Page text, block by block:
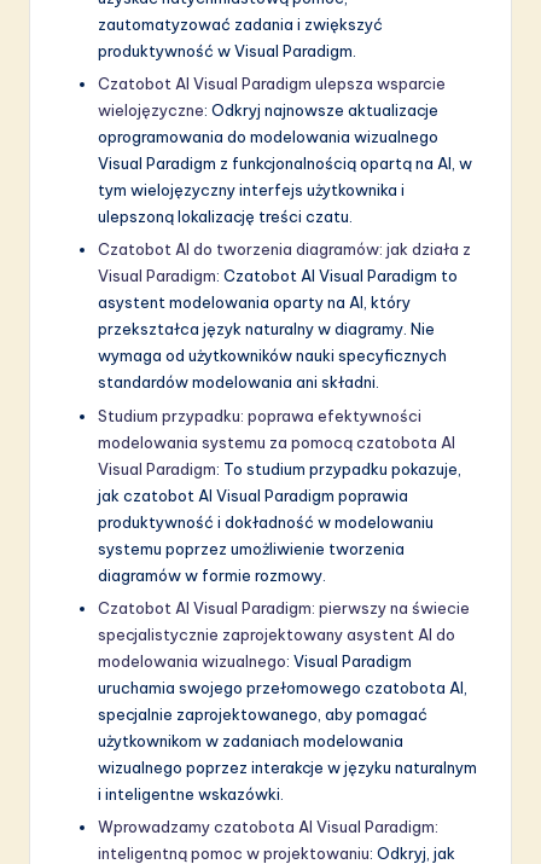
zautomatyzować zadania i zwiększyć
produktywność w Visual Paradigm.
Czatobot AI Visual Paradigm ulepsza wsparcie
wielojęzyczne: Odkryj najnowsze aktualizacje
oprogramowania do modelowania wizualnego
Visual Paradigm z funkcjonalnością opartą na AI, w
tym wielojęzyczny interfejs użytkownika i
ulepszoną lokalizację treści czatu.
Czatobot AI do tworzenia diagramów: jak działa z
Visual Paradigm: Czatobot AI Visual Paradigm to
asystent modelowania oparty na AI, który
przekształca język naturalny w diagramy. Nie
wymaga od użytkowników nauki specyficznych
standardów modelowania ani składni.
Studium przypadku: poprawa efektywności
modelowania systemu za pomocą czatobota AI
Visual Paradigm: To studium przypadku pokazuje,
jak czatobot AI Visual Paradigm poprawia
produktywność i dokładność w modelowaniu
systemu poprzez umożliwienie tworzenia
diagramów w formie rozmowy.
Czatobot AI Visual Paradigm: pierwszy na świecie
specjalistycznie zaprojektowany asystent AI do
modelowania wizualnego: Visual Paradigm
uruchamia swojego przełomowego czatobota AI,
specjalnie zaprojektowanego, aby pomagać
użytkownikom w zadaniach modelowania
wizualnego poprzez interakcje w języku naturalnym
i inteligentne wskazówki.
Wprowadzamy czatobota AI Visual Paradigm:
inteligentną pomoc w projektowaniu: Odkryj, jak